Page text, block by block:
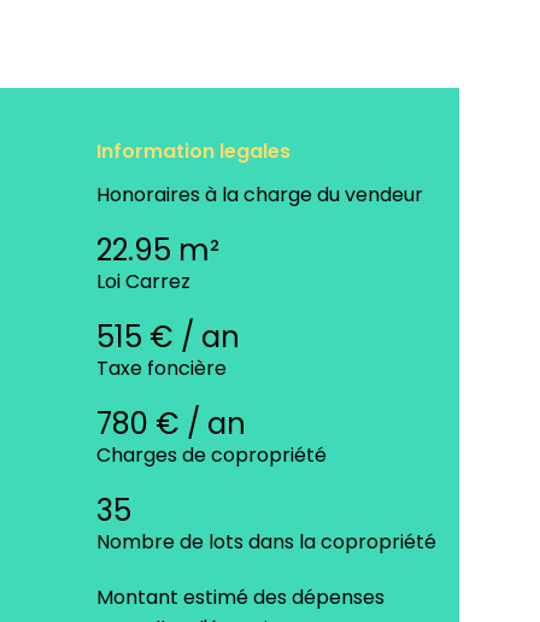
Information legales
Honoraires à la charge du vendeur
22.95 m²
Loi Carrez
515 € / an
Taxe foncière
780 € / an
Charges de copropriété
35
Nombre de lots dans la copropriété
Montant estimé des dépenses